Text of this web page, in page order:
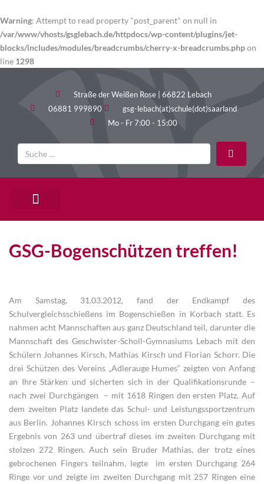
Warning: Attempt to read property "post_parent" on null in
/var/www/vhosts/gsglebach.de/httpdocs/wp-content/plugins/jet-
blocks/includes/modules/breadcrumbs/cherry-x-breadcrumbs.phpon
line 1298
Straße der Weißen Rose | 66822 Lebach
06881 999890
gsg-lebach(at)schule(dot)saarland
Mo - Fr 7:00 - 15:00
GSG-Bogenschützen treffen!
Am Samstag, 31.03.2012, fand der Endkampf des
Schulvergleichsschießens im Bogenschießen in Korbach statt. Es
nahmen acht Mannschaften aus ganz Deutschland teil, darunter die
Mannschaft des Geschwister-Scholl-Gymnasiums Lebach mit den
Schülern Johannes Kirsch, Mathias Kirsch und Florian Schorr. Die
drei Schützen des Vereins „Adlerauge Humes“ zeigten von Anfang
an Ihre Stärken und sicherten sich in der Qualifikationsrunde –
nach zwei Durchgängen – mit 1618 Ringen den ersten Platz. Auf
dem zweiten Platz landete das Schul- und Leistungssportzentrum
aus Berlin. Johannes Kirsch schoss im ersten Durchgang ein gutes
Ergebnis von 263 und übertraf dieses im zweiten Durchgang mit
stolzen 272 Ringen. Auch sein Bruder Mathias, der trotz eines
gebrochenen Fingers teilnahm, legte im ersten Durchgang 264
Ringe vor und zeigte im zweiten Durchgang mit 257 Ringen eine